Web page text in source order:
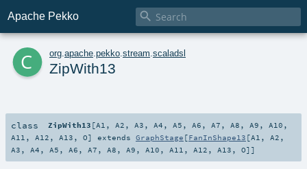
Apache Pekko 
c org apache pekko stream scaladsl
ZipWith13
class ZipWith13 [A1 , A2 , A3 , A4 , A5 , A6 , A7 , A8 , A9 , A10 ,
A11 , A12 , A13 , O] extends GraphStage [FanInShape13 [A1 , A2 ,
A3 , A4 , A5 , A6 , A7 , A8 , A9 , A10 , A11 , A12 , A13 , O]]